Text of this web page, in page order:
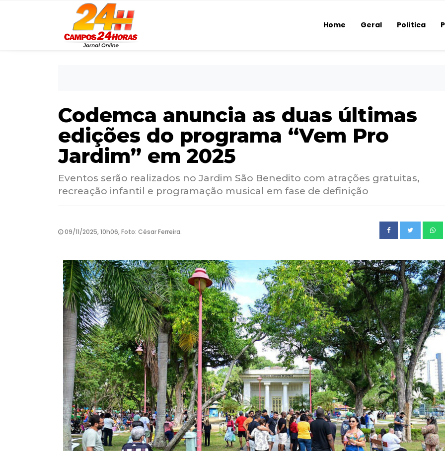
Home Geral Política
Codemca anuncia as duas últimas
edições do programa “Vem Pro
Jardim” em 2025
Eventos serão realizados no Jardim São Benedito com atrações gratuitas,
recreação infantil e programação musical em fase de definição
09/11/2025, 10h06, Foto: César Ferreira.